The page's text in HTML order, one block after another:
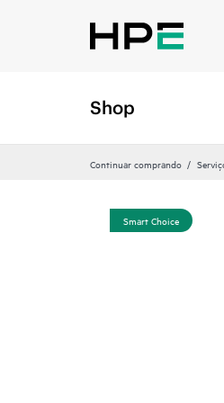
Shop
Continuar comprando
Smart Choice